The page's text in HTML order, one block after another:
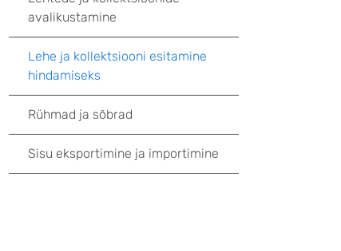
avalikustamine
Lehe ja kollektsiooni esitamine
hindamiseks
Rühmad ja sõbrad
Sisu eksportimine ja importimine